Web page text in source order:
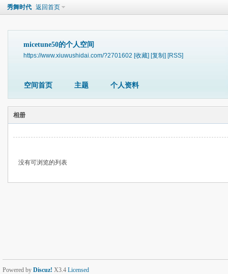
秀舞时代 返回首页
micetune50的个人空间
https://www.xiuwushidai.com/?2701602 [收藏] [复制] [RSS]
空间首页 主题 个人资料
相册
没有可浏览的列表
Powered by Discuz! X3.4 Licensed